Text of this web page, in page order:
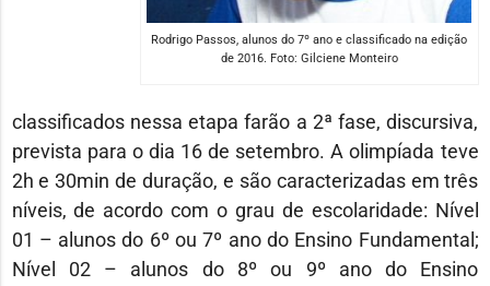
Rodrigo Passos, alunos do 7º ano e classificado na edição
de 2016. Foto: Gilciene Monteiro
classificados nessa etapa farão a 2ª fase, discursiva,
prevista para o dia 16 de setembro. A olimpíada teve
2h e 30min de duração, e são caracterizadas em três
níveis, de acordo com o grau de escolaridade: Nível
01 – alunos do 6º ou 7º ano do Ensino Fundamental;
Nível 02 – alunos do 8º ou 9º ano do Ensino